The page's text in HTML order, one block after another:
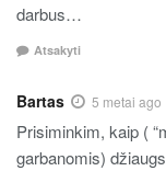
darbus…
Atsakyti
Bartas 5 metai ago
Prisiminkim, kaip (
garbanomis)